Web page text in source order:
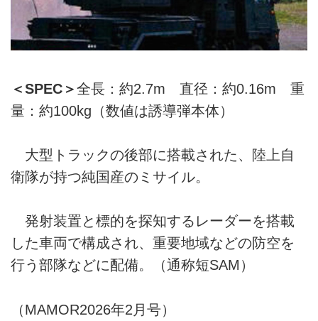
＜SPEC＞全長：約2.7m 直径：約0.16m 重
量：約100kg（数値は誘導弾本体）
大型トラックの後部に搭載された、陸上自
衛隊が持つ純国産のミサイル。
発射装置と標的を探知するレーダーを搭載
した車両で構成され、重要地域などの防空を
行う部隊などに配備。（通称短SAM）
（MAMOR2026年2月号）